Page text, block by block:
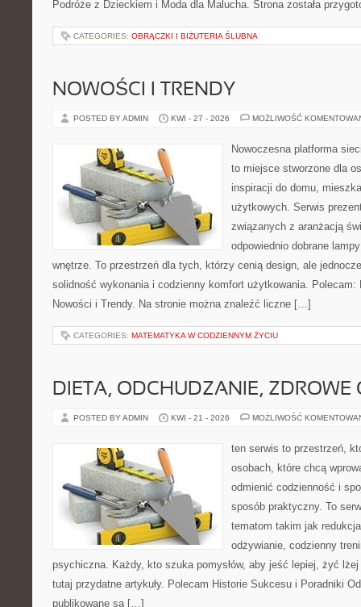
Podróże z Dzieckiem i Moda dla Malucha. Strona została
CATEGORIES: OBRĄCZKI I BIŻUTERIA ŚLUBNA
NOWOŚCI I TRENDY
POSTED BY ADMIN KWI - 27 - 2026 MOŻLIWOŚĆ
Nowoczesna platforma
to miejsce stworzone dla
inspiracji do domu,
użytkowych. Serwis
związanych z aranżacją
odpowiednio dobrane
wnętrze. To przestrzeń dla tych, którzy cenią design, ale
solidność wykonania i codzienny komfort użytkowania. Polecam:
Nowości i Trendy. Na stronie można znaleźć liczne […]
CATEGORIES: MATEMATYKA W CODZIENNYM ŻYCIU
DIETA, ODCHUDZANIE, ZDROWE
POSTED BY ADMIN KWI - 21 - 2026 MOŻLIWOŚĆ
ten serwis to przestrzeń,
osobach, które chcą
odmienić codzienność i
sposób praktyczny. To
tematom takim jak
odżywianie, codzienny
psychiczna. Każdy, kto szuka pomysłów, aby jeść lepiej, żyć
tutaj przydatne artykuły. Polecam Historie Sukcesu i Poradniki
publikowane są […]